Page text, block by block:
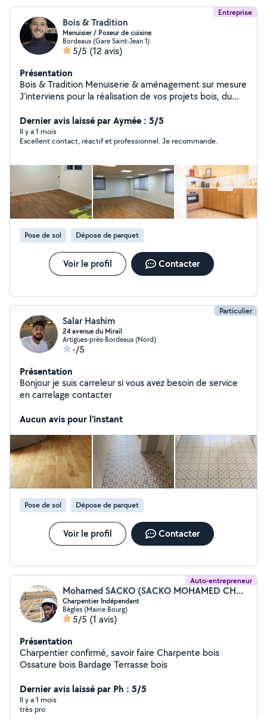
Entreprise
Bois & Tradition
Menuisier / Poseur de cuisine
Bordeaux (Gare Saint-Jean 1)
5/5 (12 avis)
Présentation
Bois & Tradition Menuiserie & aménagement sur mesure
J'interviens pour la réalisation de vos projets bois, du
fonctionnelles Parquets massifs, contrecollés, stratifiés
et Vinyles Terrasses bois sur mesure Agencement et
menuiserie intérieure Chaque projet est réalisé avec
matériaux et des finitions. Un seul objectif : un rendu
propre, durable et esthétique Contactez-moi pour
échanger sur votre projet. Clément.
Dernier avis laissé par Aymée : 5/5
Il y a 1 mois
Excellent contact, réactif et professionnel. Je recommande.
Pose de sol Dépose de parquet
Voir le profil Contacter
Particulier
Salar Hashim
24 avenue du Mirail
Artigues-près-Bordeaux (Nord)
-/5
Présentation
Bonjour je suis carreleur si vous avez besoin de service
en carrelage contacter
Aucun avis pour l'instant
Pose de sol Dépose de parquet
Voir le profil Contacter
Auto-entrepreneur
Mohamed SACKO (SACKO MOHAMED CHARPENTE)
Charpentier Indépendant
Bègles (Mairie Bourg)
5/5 (1 avis)
Présentation
Charpentier confirmé, savoir faire Charpente bois
Ossature bois Bardage Terrasse bois
Dernier avis laissé par Ph : 5/5
Il y a 1 mois
très pro